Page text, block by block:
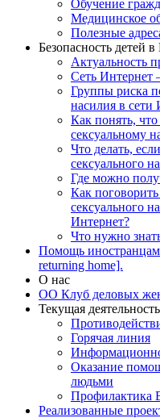
Обучение
Медицинское
Полезные
Безопасность детей
Актуальность
Сеть Интернет
Группы риска
насилия в сети
Как понять, что
сексуальному
Что делать,
сексуального
Где можно
Как
сексуального
Интернет?
Что нужно
Помощь
returning home].
О нас
ОО Клуб деловых
Текущая деятельность
Горячая линия
Оказание
людьми
Реализованные